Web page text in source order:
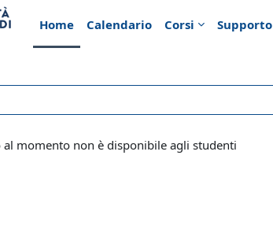
Home
Calendario Corsi Supporto
al momento non è disponibile agli studenti